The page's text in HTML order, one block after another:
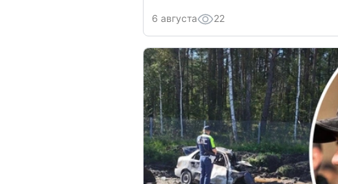
6 августа 22